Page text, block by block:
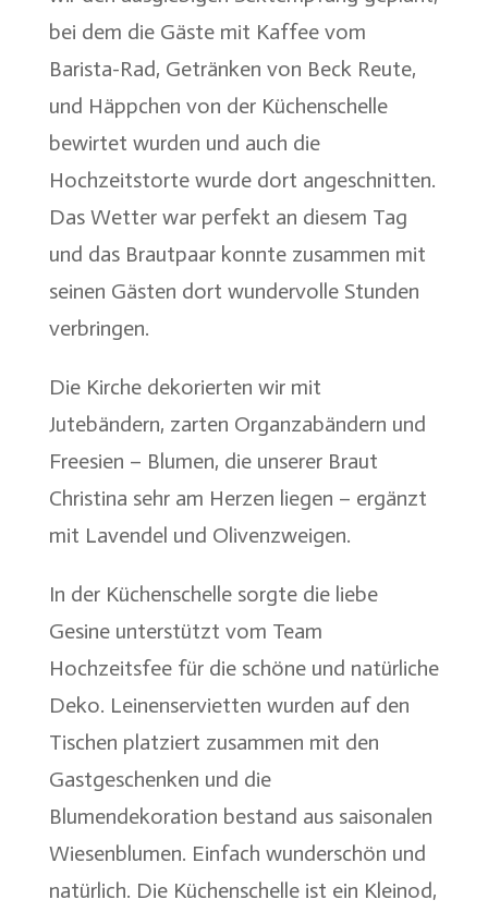
bei dem die Gäste mit Kaffee vom
Barista-Rad, Getränken von Beck Reute,
und Häppchen von der Küchenschelle
bewirtet wurden und auch die
Hochzeitstorte wurde dort angeschnitten.
Das Wetter war perfekt an diesem Tag
und das Brautpaar konnte zusammen mit
seinen Gästen dort wundervolle Stunden
verbringen.
Die Kirche dekorierten wir mit
Jutebändern, zarten Organzabändern und
Freesien – Blumen, die unserer Braut
Christina sehr am Herzen liegen – ergänzt
mit Lavendel und Olivenzweigen.
In der Küchenschelle sorgte die liebe
Gesine unterstützt vom Team
Hochzeitsfee für die schöne und natürliche
Deko. Leinenservietten wurden auf den
Tischen platziert zusammen mit den
Gastgeschenken und die
Blumendekoration bestand aus saisonalen
Wiesenblumen. Einfach wunderschön und
natürlich. Die Küchenschelle ist ein Kleinod,